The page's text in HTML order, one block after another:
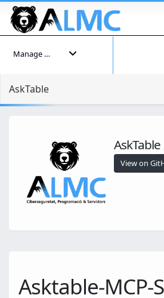
Manage your account
AskTable
AskTable
View on
Asktable-MCP-